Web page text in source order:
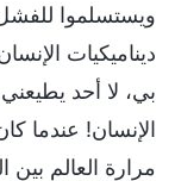
ويستسلموا
ديناميكيات
بي، لا أحد
الإنسان! عندما
مرارة العالم